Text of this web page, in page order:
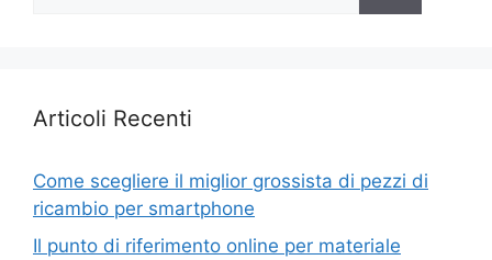
Articoli Recenti
Come scegliere il miglior grossista di pezzi di
ricambio per smartphone
Il punto di riferimento online per materiale